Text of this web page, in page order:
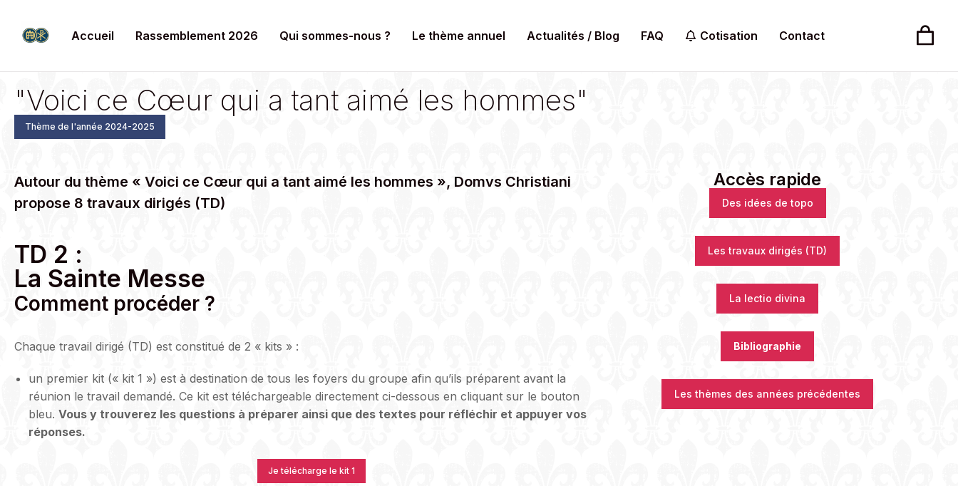
Accueil Rassemblement 2026 Qui sommes-nous ? Le thème annuel Actualités / Blog FAQ Cotisation Contact
"Voici ce Cœur qui a tant aimé les hommes"
Thème de l'année 2024-2025
Autour du thème « Voici ce Cœur qui a tant aimé les hommes », Domvs Christiani
propose 8 travaux dirigés (TD)
TD 2 :
La Sainte Messe
Comment procéder ?
Chaque travail dirigé (TD) est constitué de 2 « kits » :
un premier kit (« kit 1 ») est à destination de tous les foyers du groupe afin qu’ils préparent avant la
réunion le travail demandé. Ce kit est téléchargeable directement ci-dessous en cliquant sur le bouton
bleu. Vous y trouverez les questions à préparer ainsi que des textes pour réfléchir et appuyer vos
réponses.
Je télécharge le kit 1
Accès rapide
Des idées de topo
Les travaux dirigés (TD)
La lectio divina
Bibliographie
Les thèmes des années précédentes